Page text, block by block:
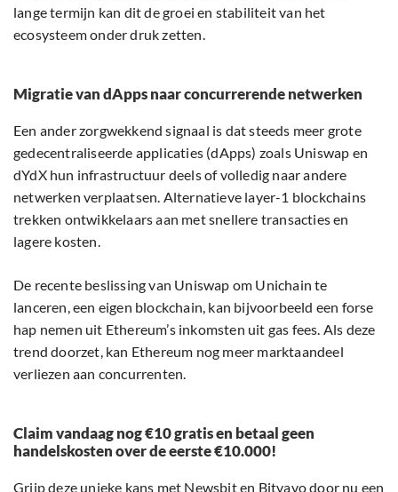
lange termijn kan dit de groei en stabiliteit van het
ecosysteem onder druk zetten.
Migratie van dApps naar concurrerende netwerken
Een ander zorgwekkend signaal is dat steeds meer grote
gedecentraliseerde applicaties (dApps) zoals Uniswap en
dYdX hun infrastructuur deels of volledig naar andere
netwerken verplaatsen. Alternatieve layer-1 blockchains
trekken ontwikkelaars aan met snellere transacties en
lagere kosten.
De recente beslissing van Uniswap om Unichain te
lanceren, een eigen blockchain, kan bijvoorbeeld een forse
hap nemen uit Ethereum’s inkomsten uit gas fees. Als deze
trend doorzet, kan Ethereum nog meer marktaandeel
verliezen aan concurrenten.
Claim vandaag nog €10 gratis en betaal geen
handelskosten over de eerste €10.000!
Grijp deze unieke kans met Newsbit en Bitvavo door nu een